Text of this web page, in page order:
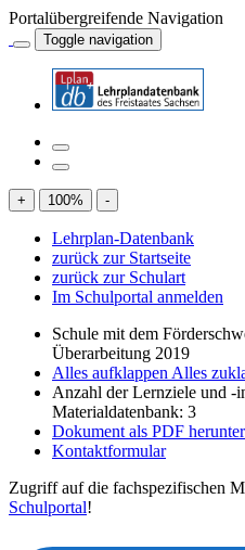
Portalübergreifende Navigation
Toggle navigation
+ 100% -
Lehrplan-Datenbank
zurück zur Startseite
zurück zur Schulart
Im Schulportal anmelden
Schule mit dem
Überarbeitung 2019
Alles aufklappen Alles
Anzahl der Lernziele und -
Materialdatenbank: 3
Dokument als PDF
Kontaktformular
Zugriff auf die fachspezifischen
Schulportal!